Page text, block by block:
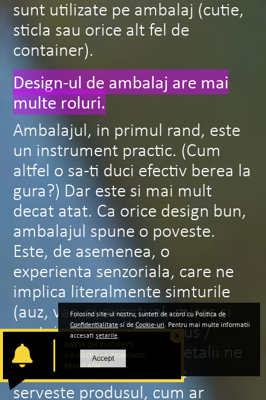
CINEVA DIN BUCURESTI
S-A INSCRIS LA WORKSHOP
BRAND ADN
X
sunt utilizate pe ambalaj (cutie,
sticla sau orice alt fel de
container).
Design-ul de ambalaj are mai
multe roluri.
Ambalajul, in primul rand, este
un instrument practic. (Cum
altfel o sa-ti duci efectiv berea la
gura?) Dar este si mai mult
decat atat. Ca orice design bun,
ambalajul spune o poveste.
Este, de asemenea, o
experienta senzoriala, care ne
implica literalmente simturile
(auz, vaz, si eventual, miros si
gust, in functie de produs /
pachet). Toate aceste detalii ne
ajuta sa intelegem la ce
serveste produsul, cum ar
Folosind site-ul nostru, sunteti de acord cu Politica de
Confidentialitatesi deCookie-uri. Pentru mai multe informatii
accesati setarile.
Accept